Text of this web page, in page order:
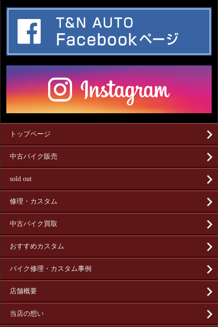
トップページ
中古バイク販売
sold out
修理・カスタム
中古バイク買取
おすすめカスタム
バイク修理・カスタム事例
店舗概要
当店の想い